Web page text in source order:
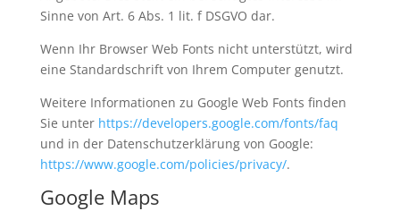
Sinne von Art. 6 Abs. 1 lit. f DSGVO dar.
Wenn Ihr Browser Web Fonts nicht unterstützt, wird
eine Standardschrift von Ihrem Computer genutzt.
Weitere Informationen zu Google Web Fonts finden
Sie unter https://developers.google.com/fonts/faq
und in der Datenschutzerklärung von Google:
https://www.google.com/policies/privacy/.
Google Maps